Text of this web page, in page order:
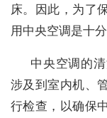
床。因此，为了
用中央空调是十分
中央空调的
涉及到室内机、
行检查，以确保